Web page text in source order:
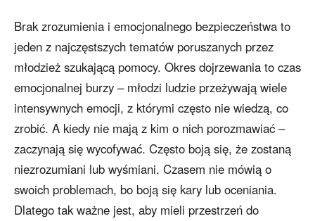
Brak zrozumienia i emocjonalnego bezpieczeństwa to
jeden z najczęstszych tematów poruszanych przez
młodzież szukającą pomocy. Okres dojrzewania to czas
emocjonalnej burzy – młodzi ludzie przeżywają wiele
intensywnych emocji, z którymi często nie wiedzą, co
zrobić. A kiedy nie mają z kim o nich porozmawiać –
zaczynają się wycofywać. Często boją się, że zostaną
niezrozumiani lub wyśmiani. Czasem nie mówią o
swoich problemach, bo boją się kary lub oceniania.
Dlatego tak ważne jest, aby mieli przestrzeń do